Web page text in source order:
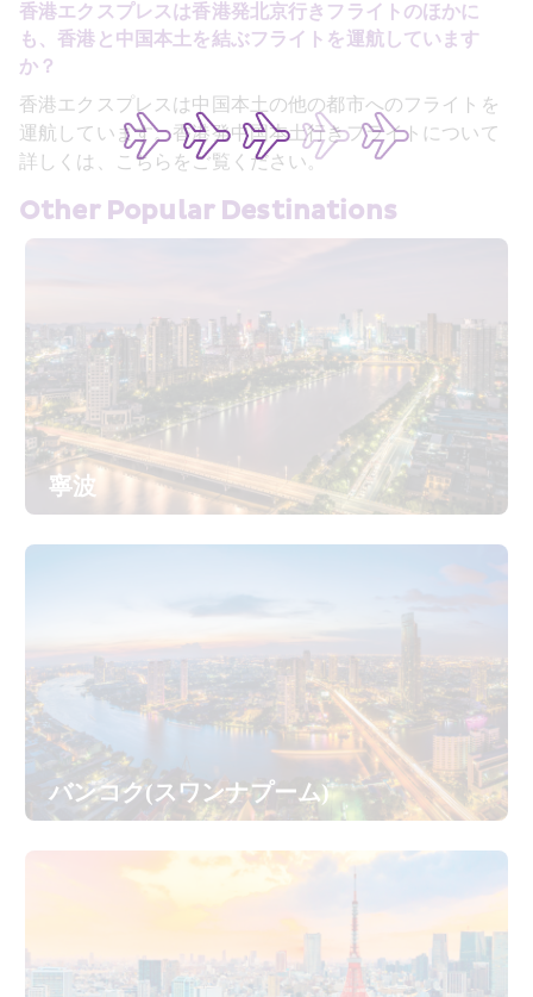
香港エクスプレスは香港発北京行きフライトのほかに
も、香港と中国本土を結ぶフライトを運航しています
か？
香港エクスプレスは中国本土の他の都市へのフライトを
運航しています。香港発中国本土行きフライトについて
詳しくは、こちらをご覧ください。
Other Popular Destinations
寧波
バンコク(スワンナプーム)